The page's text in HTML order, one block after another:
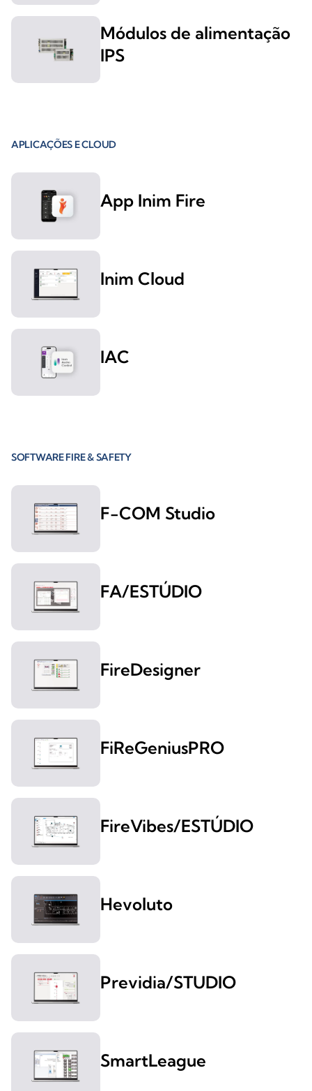
Módulos de alimentação
IPS
APLICAÇÕES E CLOUD
App Inim Fire
Inim Cloud
IAC
SOFTWARE FIRE & SAFETY
F-COM Studio
FA/ESTÚDIO
FireDesigner
FiReGeniusPRO
FireVibes/ESTÚDIO
Hevoluto
Previdia/STUDIO
SmartLeague